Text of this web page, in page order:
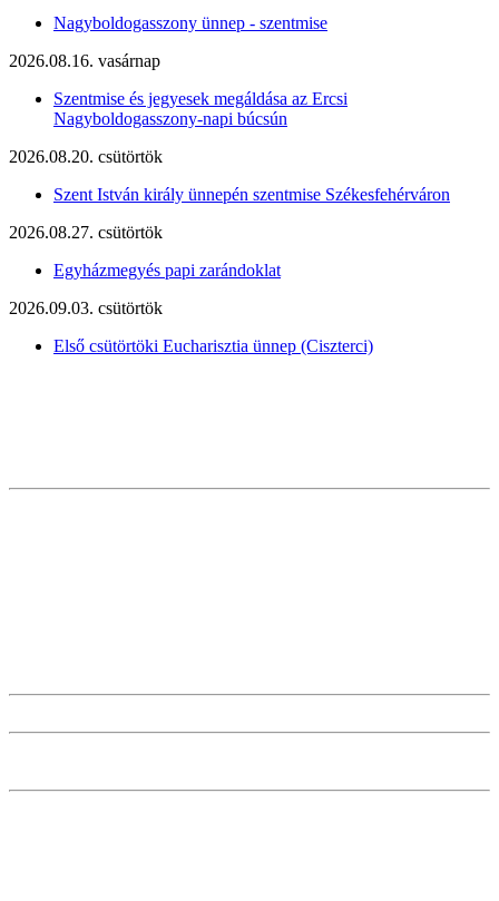
Nagyboldogasszony ünnep - szentmise
2026.08.16. vasárnap
Szentmise és jegyesek megáldása az Ercsi
Nagyboldogasszony-napi búcsún
2026.08.20. csütörtök
Szent István király ünnepén szentmise Székesfehérváron
2026.08.27. csütörtök
Egyházmegyés papi zarándoklat
2026.09.03. csütörtök
Első csütörtöki Eucharisztia ünnep (Ciszterci)